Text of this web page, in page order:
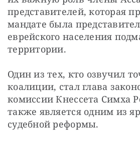
представителей, которая
мандате была
еврейского населения
территории.
Один из тех, кто озвучил
коалиции, стал глава
комиссии Кнессета Симха
также является одним из
судебной реформы.